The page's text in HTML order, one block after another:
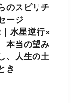
のスピリチ
ージ
水星逆行×
当の望み
、人生の土
き